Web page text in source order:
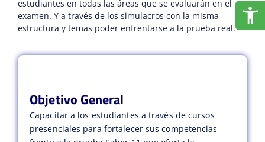
estudiantes en todas las áreas que se evaluarán en el
examen. Y a través de los simulacros con la misma
estructura y temas poder enfrentarse a la prueba real.
Objetivo General
Capacitar a los estudiantes a través de cursos
presenciales para fortalecer sus competencias